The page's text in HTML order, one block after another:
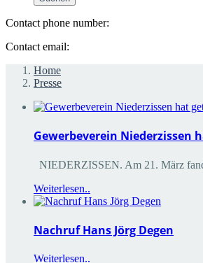
Contact phone number:
Contact email:
Home
Presse
Gewerbeverein Niederzissen
NIEDERZISSEN. Am 21. März
Weiterlesen..
Nachruf Hans Jörg Degen
Weiterlesen..